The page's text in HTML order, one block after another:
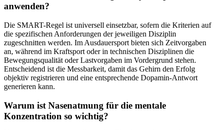
anwenden?
Die SMART-Regel ist universell einsetzbar, sofern die Kriterien auf
die spezifischen Anforderungen der jeweiligen Disziplin
zugeschnitten werden. Im Ausdauersport bieten sich Zeitvorgaben
an, während im Kraftsport oder in technischen Disziplinen die
Bewegungsqualität oder Lastvorgaben im Vordergrund stehen.
Entscheidend ist die Messbarkeit, damit das Gehirn den Erfolg
objektiv registrieren und eine entsprechende Dopamin-Antwort
generieren kann.
Warum ist Nasenatmung für die mentale
Konzentration so wichtig?